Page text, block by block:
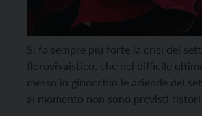
Si fa sempre più forte la crisi del
florovivaistico, che nel difficile
messo in ginocchio le aziende del
al momento non sono previsti ristori